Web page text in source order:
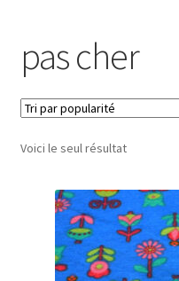
Ma liste de souhaits
Mon espace
Mon compte
Panier
My Account
pas cher
Voici le seul résultat